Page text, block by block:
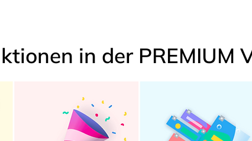
in der PREMIUM